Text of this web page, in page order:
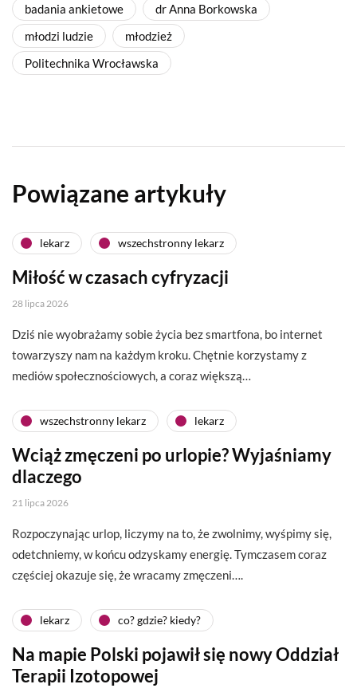
badania ankietowe
dr Anna Borkowska
młodzi ludzie
młodzież
Politechnika Wrocławska
Powiązane artykuły
lekarz wszechstronny lekarz
Miłość w czasach cyfryzacji
28 lipca 2026
Dziś nie wyobrażamy sobie życia bez smartfona, bo internet
towarzyszy nam na każdym kroku. Chętnie korzystamy z
mediów społecznościowych, a coraz większą…
wszechstronny lekarz lekarz
Wciąż zmęczeni po urlopie? Wyjaśniamy
dlaczego
21 lipca 2026
Rozpoczynając urlop, liczymy na to, że zwolnimy, wyśpimy się,
odetchniemy, w końcu odzyskamy energię. Tymczasem coraz
częściej okazuje się, że wracamy zmęczeni….
lekarz co? gdzie? kiedy?
Na mapie Polski pojawił się nowy Oddział
Terapii Izotopowej